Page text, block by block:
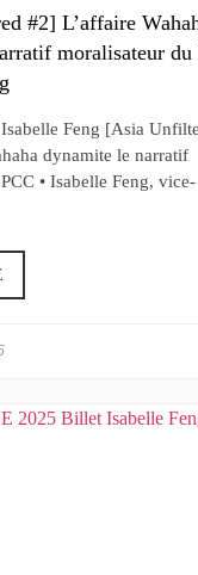
#2] L’affaire
moralisateur du
Feng [Asia
dynamite le narratif
• Isabelle Feng, vice-